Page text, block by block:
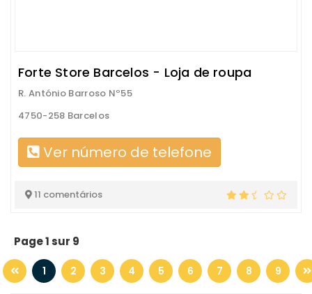
Forte Store Barcelos - Loja de roupa
R. António Barroso Nº55
4750-258 Barcelos
Ver número de telefone
11 comentários
Page 1 sur 9
1 2 3 4 5 6 7 8 9